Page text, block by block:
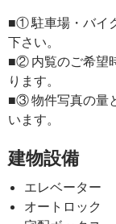
■① 駐車場・バイ
下さい。
■② 内覧のご希望
ります。
■③ 物件写真の量
います。
建物設備
エレベーター
オートロック